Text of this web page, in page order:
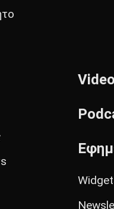
Video